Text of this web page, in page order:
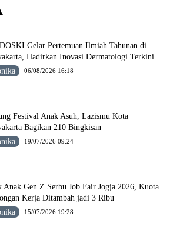
Gelar Pertemuan Ilmiah Tahunan di
Hadirkan Inovasi Dermatologi Terkini
06/08/2026 16:18
Festival Anak Asuh, Lazismu Kota
Bagikan 210 Bingkisan
19/07/2026 09:24
Anak Gen Z Serbu Job Fair Jogja 2026, Kuota
Kerja Ditambah jadi 3 Ribu
15/07/2026 19:28